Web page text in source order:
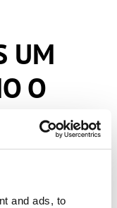
and ads, to
UM
O
–